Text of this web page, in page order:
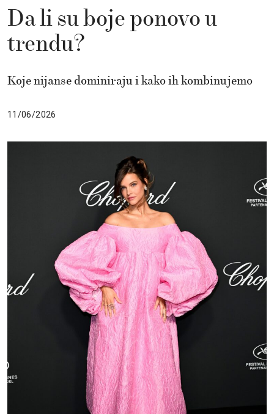
Da li su boje ponovo u
trendu?
Koje nijanse dominiraju i kako ih kombinujemo
11/06/2026